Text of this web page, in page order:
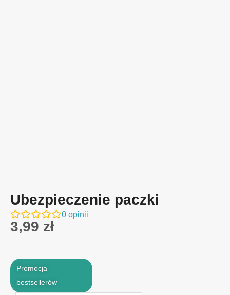
Ubezpieczenie paczki
0 opinii
3,99 zł
Promocja
bestsellerów